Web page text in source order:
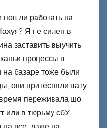
работать на
Я не силен в
заставить выучить
процессы в
на базаре тоже были
они притесняли вату
переживала шо
или в тюрьму сбУ